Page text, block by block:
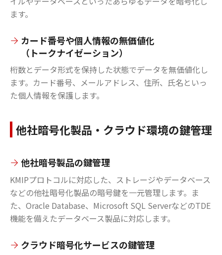
ます。
カード番号や個人情報の無価値化
（トークナイゼーション）
桁数とデータ形式を保持した状態でデータを無価値化し
ます。カード番号、メールアドレス、住所、氏名といっ
た個人情報を保護します。
他社暗号化製品・クラウド環境の鍵管理
他社暗号製品の鍵管理
KMIPプロトコルに対応した、ストレージやデータベース
などの他社暗号化製品の暗号鍵を一元管理します。ま
た、Oracle Database、Microsoft SQL ServerなどのTDE
機能を備えたデータベース製品に対応します。
クラウド暗号化サービスの鍵管理